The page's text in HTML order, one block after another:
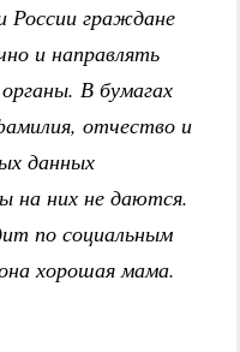
граждане
и направлять
В бумагах
отчество и
данных
на них не даются.
по социальным
хорошая мама.